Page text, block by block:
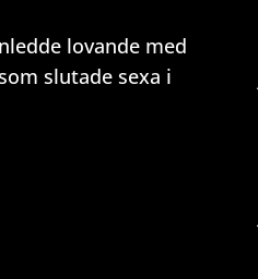
lovande med
slutade sexa i